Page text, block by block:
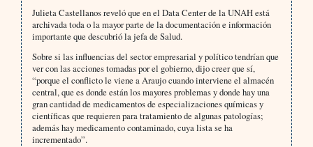
Julieta Castellanos reveló que en el Data Center de la UNAH está
archivada toda o la mayor parte de la documentación e información
importante que descubrió la jefa de Salud.
Sobre si las influencias del sector empresarial y político tendrían que
ver con las acciones tomadas por el gobierno, dijo creer que sí,
“porque el conflicto le viene a Araujo cuando interviene el almacén
central, que es donde están los mayores problemas y donde hay una
gran cantidad de medicamentos de especializaciones químicas y
científicas que requieren para tratamiento de algunas patologías;
además hay medicamento contaminado, cuya lista se ha
incrementado”.